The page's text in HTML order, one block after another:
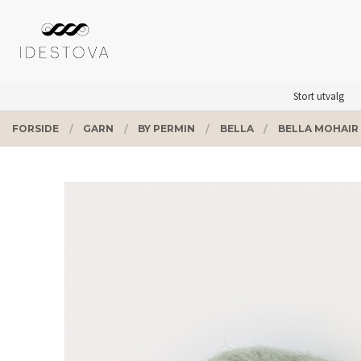
innholdet
Stort utvalg
PRODUKTER
FORSIDE GARN BY PERMIN BELLA BELLA MOHAIR